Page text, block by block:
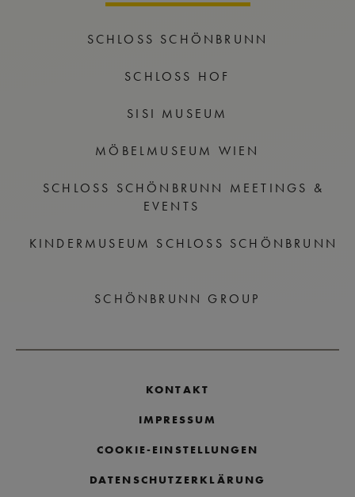
SCHLOSS SCHÖNBRUNN
SCHLOSS HOF
SISI MUSEUM
MÖBELMUSEUM WIEN
SCHLOSS SCHÖNBRUNN MEETINGS &
EVENTS
KINDERMUSEUM SCHLOSS SCHÖNBRUNN
SCHÖNBRUNN GROUP
KONTAKT
IMPRESSUM
COOKIE-EINSTELLUNGEN
DATENSCHUTZERKLÄRUNG